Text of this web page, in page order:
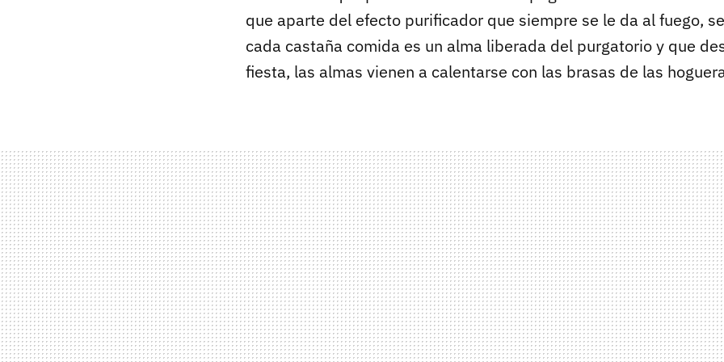
que aparte del efecto purificador que siempre se le da al fuego,
cada castaña comida es un alma liberada del purgatorio y que
fiesta, las almas vienen a calentarse con las brasas de las